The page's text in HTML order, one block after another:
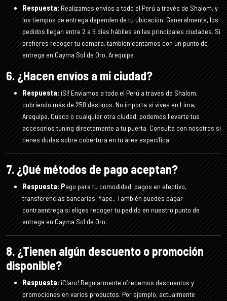
Respuesta:Realizamos envíos a todo el Perú a través de Shalom, y
los tiempos de entrega dependen de tu ubicación. Generalmente, los
pedidos llegan entre 2 a 5 días hábiles en las principales ciudades. Si
prefieres recoger tu compra, también contamos con un punto de
entrega en Cayma Sol de Oro, Arequipa
6. ¿Hacen envíos a mi ciudad?
Respuesta:¡Sí! Enviamos a todo el Perú a través de Shalom,
cubriendo más de 250 destinos. No importa si vives en Lima,
Arequipa, Cusco o cualquier otra ciudad, podemos llevarte tus
accesorios tuning directamente a tu puerta. Consulta con nosotros si
tienes dudas sobre cobertura en tu área específica
7. ¿Qué métodos de pago aceptan?
Respuesta: Pago para tu comodidad: pagos en efectivo,
transferencias bancarias, Yape,. También puedes pagar
contraentrega si eliges recoger tu pedido en nuestro punto de
entrega en Cayma Sol de Oro.
8. ¿Tienen algún descuento o promoción
disponible?
Respuesta:¡Claro! Regularmente ofrecemos descuentos y
promociones en varios productos. Por ejemplo, actualmente